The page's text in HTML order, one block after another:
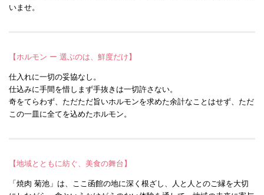
いませ。
【ホルモン ー 選ぶのは、鮮度だけ】
仕入れに一切の妥協なし。
仕込みに手間を惜しまず手抜きは一切許さない。
奇をてらわず、ただただ旨いホルモンを求めた余計なことはせず、ただ
この一皿に全てを込めたホルモン。
【地域とともに紡ぐ、美食の舞台】
「焼肉 菊池」は、ここ函館の地に深く根ざし、人と人とのご縁を大切